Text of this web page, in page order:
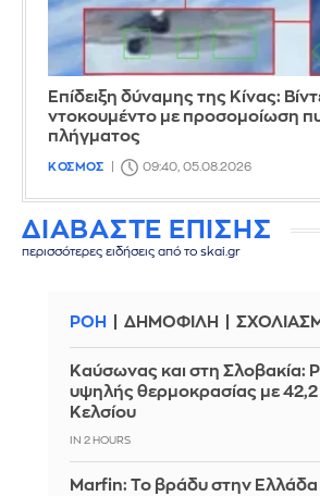
Επίδειξη δύναμης της Κίνας:
ντοκουμέντο με προσομοίωση
πλήγματος
ΚΟΣΜΟΣ 09:40, 05.08.2026
ΔΙΑΒΑΣΤΕ ΕΠΙΣΗΣ
περισσότερες ειδήσεις από το skai.gr
ΡΟΗ ΔΗΜΟΦΙΛΗ
Καύσωνας και στη Σλοβακία:
υψηλής θερμοκρασίας με
Κελσίου
IN 2 HOURS
Marfin: Το βράδυ στην Ελλάδα